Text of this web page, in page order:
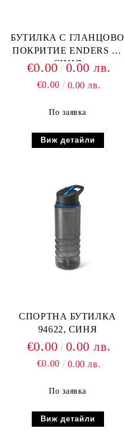
БУТИЛКА С ГЛАНЦОВО
ПОКРИТИЕ ENDERS M,
СИНЯ
€0.00 0.00 лв.
€0.00 0.00 лв.
По заявка
Виж детайли
СПОРТНА БУТИЛКА
94622, СИНЯ
€0.00 0.00 лв.
€0.00 0.00 лв.
По заявка
Виж детайли